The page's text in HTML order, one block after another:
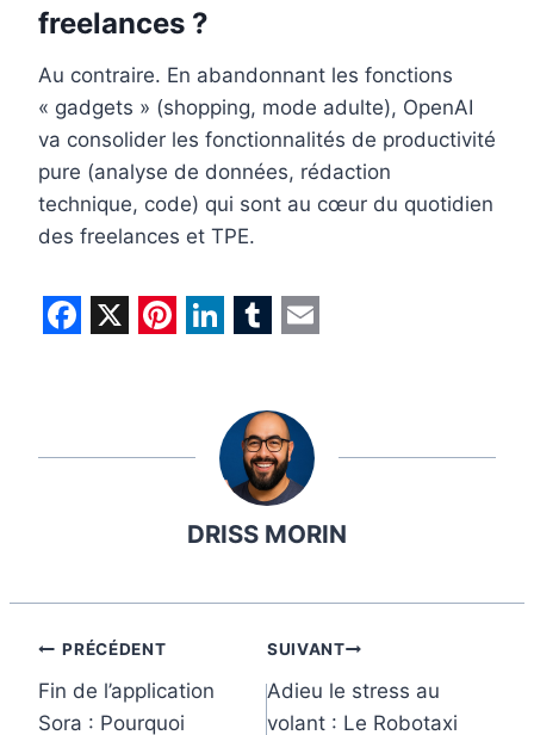
freelances ?
Au contraire. En abandonnant les fonctions
« gadgets » (shopping, mode adulte), OpenAI
va consolider les fonctionnalités de productivité
pure (analyse de données, rédaction
technique, code) qui sont au cœur du quotidien
des freelances et TPE.
e
k
t
s
t
k
d
n
m
b
l
r
a
i
l
DRISS MORIN
Navigation
de
PRÉCÉDENT
Fin de l’application
Sora : Pourquoi
SUIVANT
Adieu le stress au
volant : Le Robotaxi